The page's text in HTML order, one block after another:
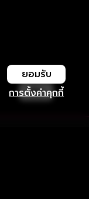
การตั้งค่าคุกกี้
ยอมรับ
เปิด